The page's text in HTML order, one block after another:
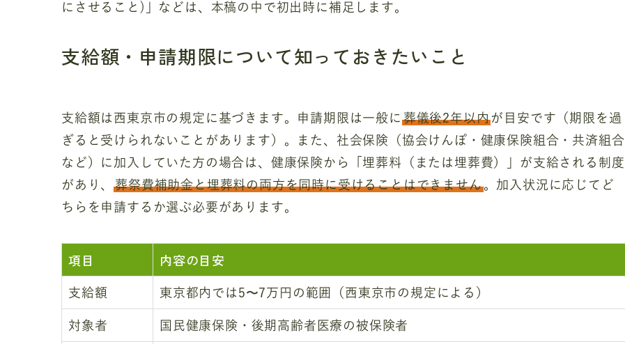
にさせること)」などは、本稿の中で初出時に補足します。
支給額・申請期限について知っておきたいこと
支給額は西東京市の規定に基づきます。申請期限は一般に 葬儀後2年以内が目安です（期限を過
ぎると受けられないことがあります）。また、社会保険（協会けんぽ・健康保険組合・共済組合
など）に加入していた方の場合は、健康保険から「埋葬料（または埋葬費）」が支給される制度
があり、葬祭費補助金と埋葬料の両方を同時に受けることはできません。加入状況に応じてど
ちらを申請するか選ぶ必要があります。
項目 内容の目安
支給額 東京都内では5〜7万円の範囲（西東京市の規定による）
対象者 国民健康保険・後期高齢者医療の被保険者